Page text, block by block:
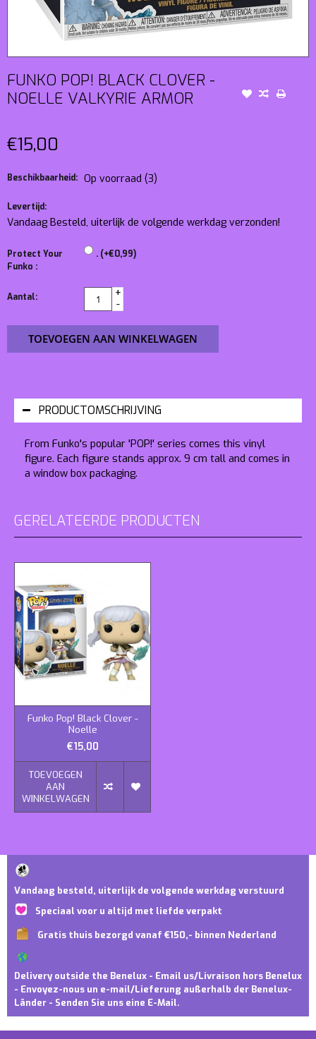
FUNKO POP! BLACK CLOVER -
NOELLE VALKYRIE ARMOR
€15,00
Beschikbaarheid: Op voorraad (3)
Levertijd:
Vandaag Besteld, uiterlijk de volgende werkdag verzonden!
Protect Your
Funko :
. (+€0,99)
Aantal:
+
-
TOEVOEGEN AAN WINKELWAGEN
PRODUCTOMSCHRIJVING
From Funko's popular 'POP!' series comes this vinyl
figure. Each figure stands approx. 9 cm tall and comes in
a window box packaging.
GERELATEERDE PRODUCTEN
Funko Pop! Black Clover -
Noelle
€15,00
TOEVOEGEN
AAN
WINKELWAGEN
Vandaag besteld, uiterlijk de volgende werkdag verstuurd
Speciaal voor u altijd met liefde verpakt
Gratis thuis bezorgd vanaf €150,- binnen Nederland
Delivery outside the Benelux - Email us/Livraison hors Benelux
- Envoyez-nous un e-mail/Lieferung außerhalb der Benelux-
Länder - Senden Sie uns eine E-Mail.